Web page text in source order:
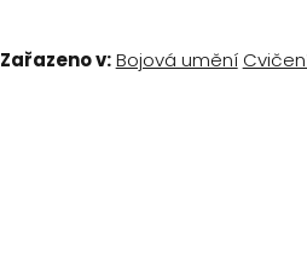
Zařazeno v: Bojová umění